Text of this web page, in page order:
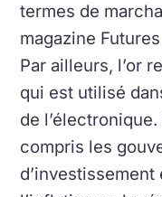
termes de
magazine
Par ailleurs, l’or
qui est utilisé
de
compris les